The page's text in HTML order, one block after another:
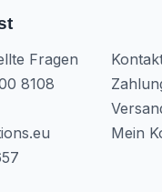
Fragen
8108
Mein